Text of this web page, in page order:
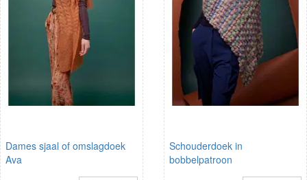
Dames sjaal of omslagdoek
Ava
Schouderdoek in
bobbelpatroon